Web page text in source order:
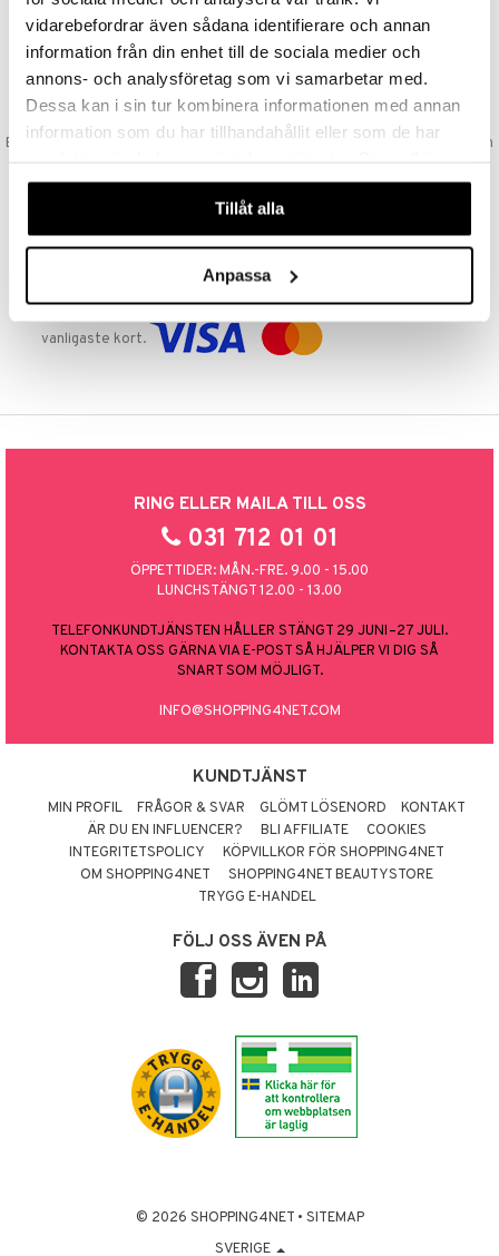
vidarebefordrar även sådana identifierare och annan
information från din enhet till de sociala medier och
annons- och analysföretag som vi samarbetar med.
Dessa kan i sin tur kombinera informationen med annan
information som du har tillhandahållit eller som de har
våra cookies vid fortsatt användande av vår webbplats.
Tillåt alla
Anpassa
VAD KOSTAR FRAKTEN?
Vi erbjuder fri frakt från 350 kr. Vår gräns för fraktfri leverans bestäms
utifån vilken avdelning du handlar från. Läs mer här »
SNABBA LEVERANSER
Beställningar lagda före 14:00 (gäller varor i lager) skickas normalt ut från
GODKÄND AV LÄKEMEDELSVERKET
Läkemedelsverket gällande försäljning av läkemedel.
TRYGGA KÖP
Handla tryggt & säkert via faktura, delbetalning eller marknadens
vanligaste kort.
RING ELLER MAILA TILL OSS
031 712 01 01
ÖPPETTIDER: MÅN.-FRE. 9.00 - 15.00
LUNCHSTÄNGT 12.00 - 13.00
TELEFONKUNDTJÄNSTEN HÅLLER STÄNGT 29 JUNI–27 JULI.
KONTAKTA OSS GÄRNA VIA E-POST SÅ HJÄLPER VI DIG SÅ
SNART SOM MÖJLIGT.
INFO@SHOPPING4NET.COM
KUNDTJÄNST
MIN PROFIL FRÅGOR & SVAR GLÖMT LÖSENORD
KONTAKT
ÄR DU EN INFLUENCER?
BLI AFFILIATE
COOKIES
INTEGRITETSPOLICY
KÖPVILLKOR FÖR SHOPPING4NET
OM SHOPPING4NET
SHOPPING4NET BEAUTYSTORE
TRYGG E-HANDEL
FÖLJ OSS ÄVEN PÅ
© 2026 SHOPPING4NET • SITEMAP
SVERIGE